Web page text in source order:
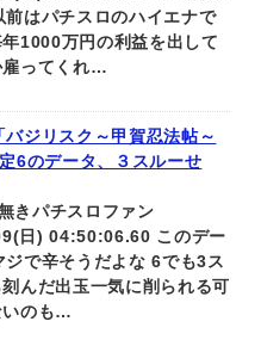
前はパチスロのハイエナで
1000万円の利益を出して
雇ってくれ…
バジリスク～甲賀忍法帖～
6のデータ、３スルーせ
きパチスロファン
日) 04:50:06.60 このデー
ジで辛そうだよな 6でも3ス
んだ出玉一気に削られる可
いのも…